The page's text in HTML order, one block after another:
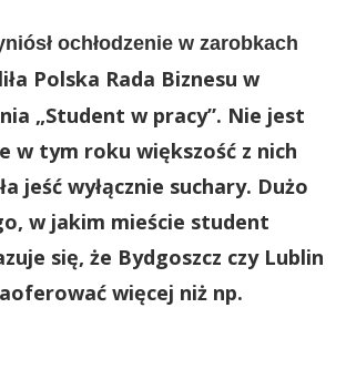
ochłodzenie w zarobkach
Polska Rada Biznesu w
„Student w pracy”. Nie jest
w tym roku większość z nich
jeść wyłącznie suchary. Dużo
w jakim mieście student
się, że Bydgoszcz czy Lublin
więcej niż np.